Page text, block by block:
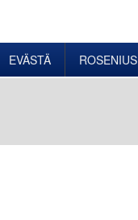
EVÄSTÄ ROSENIUS